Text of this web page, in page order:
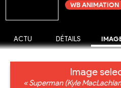
WB ANIMATION
ACTU DÉTAILS
Image
« Superman (Kyle